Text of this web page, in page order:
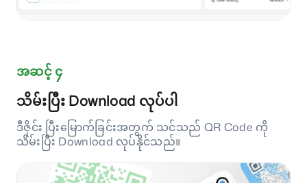
အဆင့် ၄
သိမ်းပြီး Download လုပ်ပါ
ဒီဇိုင်း ပြီးမြောက်ခြင်းအတွက် သင်သည် QR Code ကို
သိမ်းပြီး Download လုပ်နိုင်သည်။